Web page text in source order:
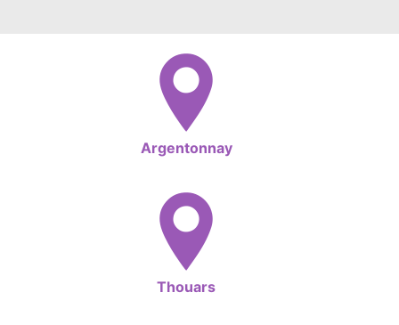
Argentonnay
Thouars